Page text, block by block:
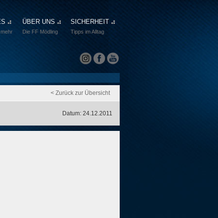
ÜBER UNS
Die FF Mödling
SICHERHEIT
Tipps im Alltag
< Zurück zur Übersicht
Datum: 24.12.2011